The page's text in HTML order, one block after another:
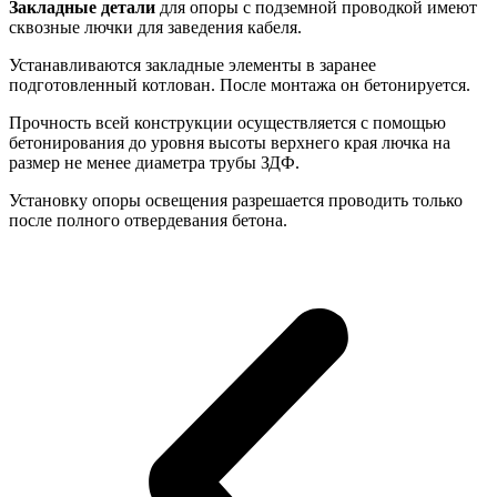
Закладные детали для опоры с подземной проводкой имеют
сквозные лючки для заведения кабеля.
Устанавливаются закладные элементы в заранее
подготовленный котлован. После монтажа он бетонируется.
Прочность всей конструкции осуществляется с помощью
бетонирования до уровня высоты верхнего края лючка на
размер не менее диаметра трубы ЗДФ.
Установку опоры освещения разрешается проводить только
после полного отвердевания бетона.